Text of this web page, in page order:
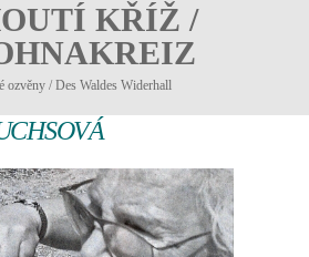
KŘÍŽ /
ozvěny / Des Waldes Widerhall